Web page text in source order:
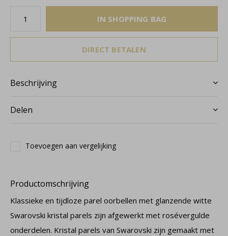
IN SHOPPING BAG
DIRECT BETALEN
Beschrijving
Delen
Toevoegen aan vergelijking
Productomschrijving
Klassieke en tijdloze parel oorbellen met glanzende witte
Swarovski kristal parels zijn afgewerkt met rosévergulde
onderdelen. Kristal parels van Swarovski zijn gemaakt met